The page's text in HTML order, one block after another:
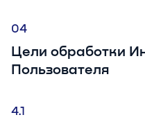
Цели обработки
Пользователя